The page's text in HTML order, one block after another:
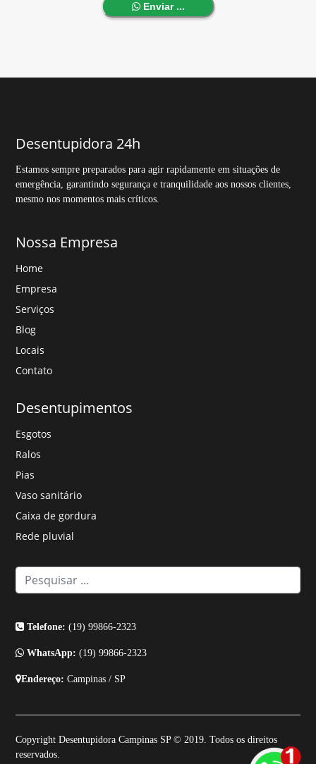
Enviar ...
Desentupidora 24h
Estamos sempre preparados para agir rapidamente em situações de
emergência, garantindo segurança e tranquilidade aos nossos clientes,
mesmo nos momentos mais críticos.
Nossa Empresa
Home
Empresa
Serviços
Blog
Locais
Contato
Desentupimentos
Esgotos
Ralos
Pias
Vaso sanitário
Caixa de gordura
Rede pluvial
Telefone: (19) 99866-2323
WhatsApp: (19) 99866-2323
Endereço: Campinas / SP
Copyright Desentupidora Campinas SP © 2019. Todos os direitos
reservados.